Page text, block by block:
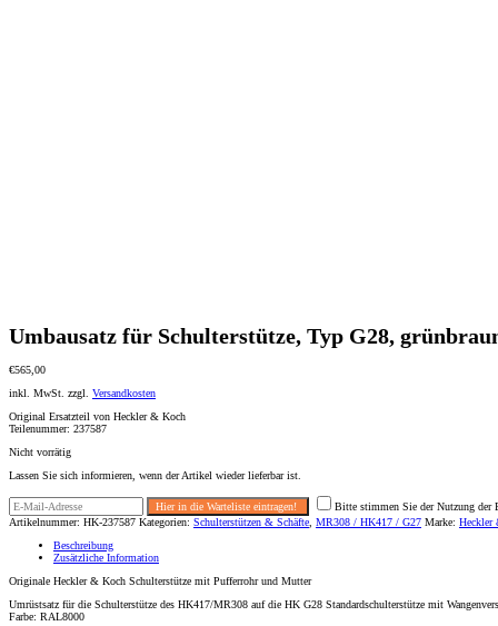
Umbausatz für Schulterstütze, Typ G28,
€565,00
inkl. MwSt. zzgl. Versandkosten
Original Ersatzteil von Heckler & Koch
Teilenummer: 237587
Nicht vorrätig
Lassen Sie sich informieren, wenn der Artikel wieder lieferbar ist.
Bitte stimmen Sie der Nutzung der
Artikelnummer: HK-237587 Kategorien: Schulterstützen & Schäfte MR308 / HK417 / G27 Marke: Heckler
Beschreibung
Zusätzliche Information
Originale Heckler & Koch Schulterstütze mit Pufferrohr und Mutter
Umrüstsatz für die Schulterstütze des HK417/MR308 auf die HK G28 Standardschulterstütze mit
Farbe: RAL8000